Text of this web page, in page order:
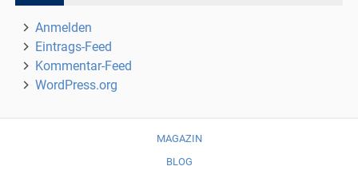
Anmelden
Eintrags-Feed
Kommentar-Feed
WordPress.org
MAGAZIN
BLOG